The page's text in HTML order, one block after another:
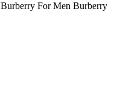
Burberry For Men Burberry